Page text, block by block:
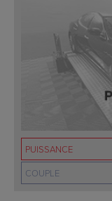
PUISSANCE
COUPLE